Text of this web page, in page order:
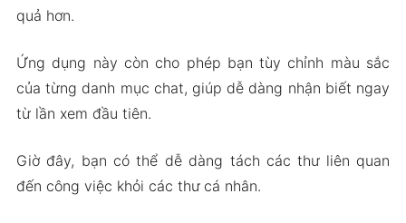
quả hơn.
Ứng dụng này còn cho phép bạn tùy chỉnh màu sắc
của từng danh mục chat, giúp dễ dàng nhận biết ngay
từ lần xem đầu tiên.
Giờ đây, bạn có thể dễ dàng tách các thư liên quan
đến công việc khỏi các thư cá nhân.